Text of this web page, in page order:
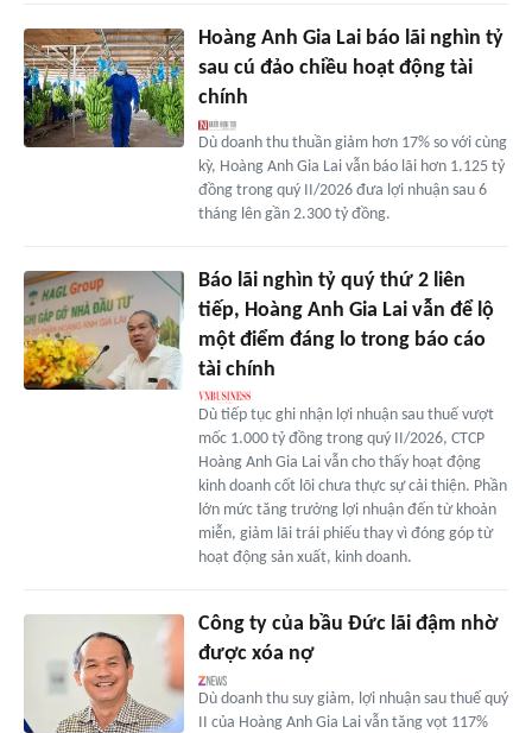
Hoàng Anh Gia Lai báo lãi nghìn tỷ
sau cú đảo chiều hoạt động tài
chính
Dù doanh thu thuần giảm hơn 17% so với cùng
kỳ, Hoàng Anh Gia Lai vẫn báo lãi hơn 1.125 tỷ
đồng trong quý II/2026 đưa lợi nhuận sau 6
tháng lên gần 2.300 tỷ đồng.
Báo lãi nghìn tỷ quý thứ 2 liên
tiếp, Hoàng Anh Gia Lai vẫn để lộ
một điểm đáng lo trong báo cáo
tài chính
Dù tiếp tục ghi nhận lợi nhuận sau thuế vượt
mốc 1.000 tỷ đồng trong quý II/2026, CTCP
Hoàng Anh Gia Lai vẫn cho thấy hoạt động
kinh doanh cốt lõi chưa thực sự cải thiện. Phần
lớn mức tăng trưởng lợi nhuận đến từ khoản
miễn, giảm lãi trái phiếu thay vì đóng góp từ
hoạt động sản xuất, kinh doanh.
Công ty của bầu Đức lãi đậm nhờ
được xóa nợ
Dù doanh thu suy giảm, lợi nhuận sau thuế quý
II của Hoàng Anh Gia Lai vẫn tăng vọt 117%